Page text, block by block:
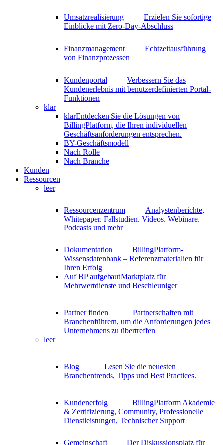
Umsatzrealisierung
Erzielen Sie sofortige
Einblicke mit Zero-Day-Abschluss
Finanzmanagement
Echtzeitausführung
von Finanzprozessen
Kundenportal
Verbessern Sie das
Kundenerlebnis mit benutzerdefinierten Portal-
Funktionen
klar
klarEntdecken Sie die Lösungen von
BillingPlatform, die Ihren individuellen
Geschäftsanforderungen entsprechen.
BY-Geschäftsmodell
Nach Rolle
Nach Branche
Kunden
Ressourcen
leer
Ressourcenzentrum
Analystenberichte,
Whitepaper, Fallstudien, Videos, Webinare,
Podcasts und mehr
Dokumentation
BillingPlatform-
Wissensdatenbank – Referenzmaterialien für
Ihren Erfolg
Auf BP aufgebautMarktplatz für
Mehrwertdienste und Beschleuniger
Partner finden
Partnerschaften mit
Branchenführern, um die Anforderungen jedes
Unternehmens zu übertreffen
leer
Blog
Lesen Sie die neuesten
Branchentrends, Tipps und Best Practices.
Kundenerfolg
BillingPlatform Akademie
& Zertifizierung, Community, Professionelle
Dienstleistungen, Technischer Support
Gemeinschaft
Der Diskussionsplatz für